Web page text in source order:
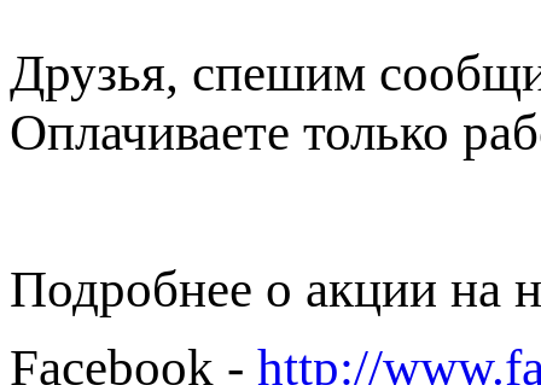
Друзья, спешим
Оплачиваете только
Подробнее о акции на
Facebook - http://